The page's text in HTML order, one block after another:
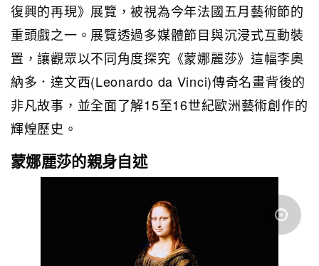
復興的再現》展覽，被視為今年法國五月藝術節的
重頭戲之一。展覽透過多媒體節目與沉浸式互動裝
置，讓觀眾以不同角度探究《蒙娜麗莎》這幅李奧
納多．達文西(Leonardo da Vinci)傳奇名畫背後的
非凡故事，並全面了解15至16世紀歐洲藝術創作的
輝煌歷史。
蒙娜麗莎的親身自述